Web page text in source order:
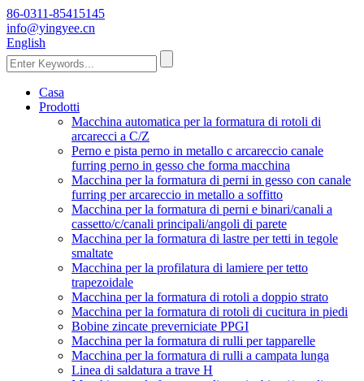
86-0311-85415145
info@yingyee.cn
English
Casa
Prodotti
Macchina automatica per la formatura di rotoli di
arcarecci a C/Z
Perno e pista perno in metallo c arcareccio canale
furring perno in gesso che forma macchina
Macchina per la formatura di perni in gesso con canale
furring per arcareccio in metallo a soffitto
Macchina per la formatura di perni e binari/canali a
cassetto/c/canali principali/angoli di parete
Macchina per la formatura di lastre per tetti in tegole
smaltate
Macchina per la profilatura di lamiere per tetto
trapezoidale
Macchina per la formatura di rotoli a doppio strato
Macchina per la formatura di rotoli di cucitura in piedi
Bobine zincate preverniciate PPGI
Macchina per la formatura di rulli per tapparelle
Macchina per la formatura di rulli a campata lunga
Linea di saldatura a trave H